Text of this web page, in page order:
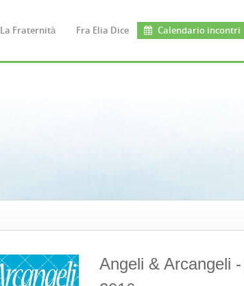
La Fraternità Fra Elia Dice Calendario incontri
Angeli & Arcangeli